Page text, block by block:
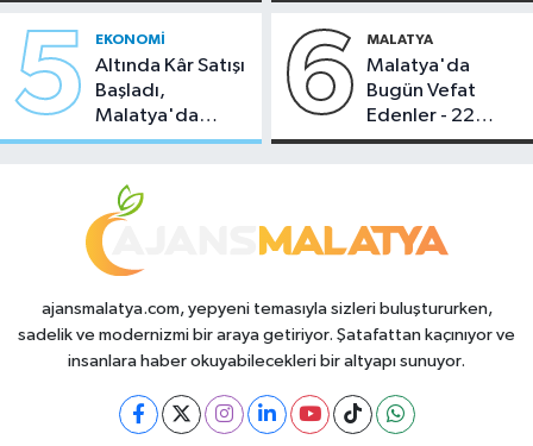
5 EKONOMI
Altında Kâr Satışı
Başladı,
Malatya'da
Makas Ne
6 MALATYA
Malatya'da
Bugün Vefat
Edenler - 22
Temmuz 2026
ajansmalatya.com, yepyeni temasıyla sizleri buluştururken,
sadelik ve modernizmi bir araya getiriyor. Şatafattan kaçınıyor ve
insanlara haber okuyabilecekleri bir altyapı sunuyor.